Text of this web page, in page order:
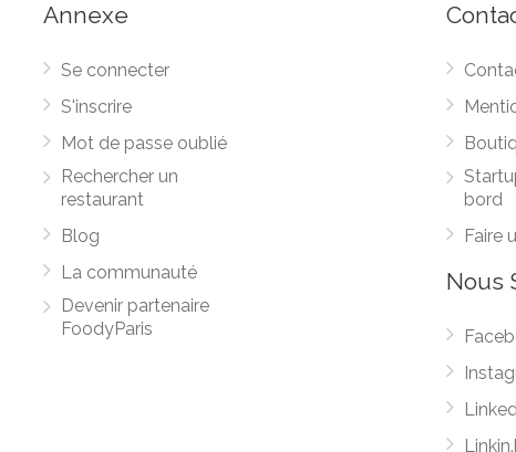
Annexe
Se connecter
S'inscrire
Mot de passe oublié
Rechercher un
restaurant
Blog
La communauté
Devenir partenaire
FoodyParis
bord
Faire
Nous